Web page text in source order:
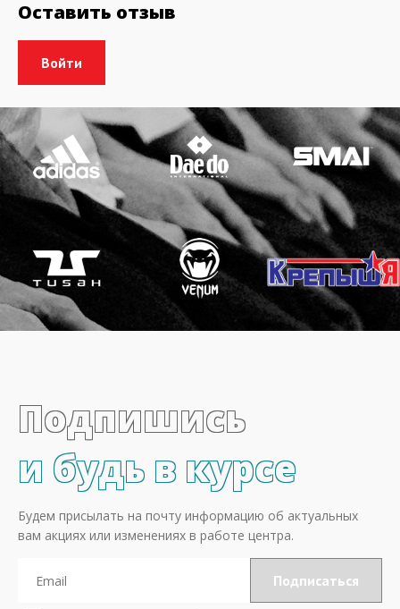
Оставить отзыв
Подпишись
и будь в курсе
Будем присылать на почту информацию об актуальных
вам акциях или изменениях в работе центра.